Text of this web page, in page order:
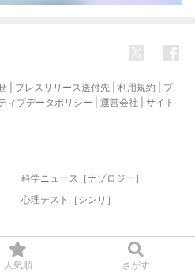
人気順 さがす
プレスリリース送付先 利用規約
プ
ィブデータポリシー 運営会社
サイト
科学ニュース［ナゾロジー］
心理テスト［シンリ］